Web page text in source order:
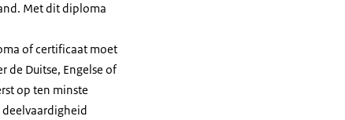
Met dit diploma
of certificaat moet
de Duitse, Engelse of
op ten minste
deelvaardigheid